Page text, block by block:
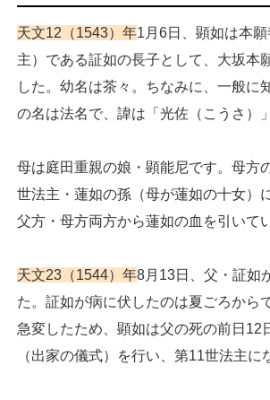
天文12（1543）年1月6日、顕如は本
主）である証如の長子として、大坂本
した。幼名は茶々。ちなみに、一般に
の名は法名で、諱は「光佐（こうさ）
母は庭田重親の娘・顕能尼です。母方
世法主・蓮如の孫（母が蓮如の十女）
父方・母方両方から蓮如の血を引いて
天文23（1544）年8月13日、父・証如
た。証如が病に伏したのは夏ごろから
急変したため、顕如は父の死の前日12
（出家の儀式）を行い、第11世法主に